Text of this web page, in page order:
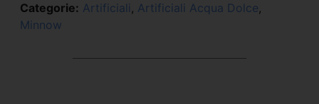
Categorie: Artificiali , Artificiali Acqua Dolce,
Minnow